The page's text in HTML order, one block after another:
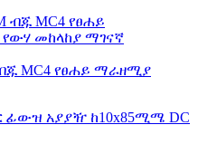
ብጁ MC4 የፀሐይ ማራዘሚያ